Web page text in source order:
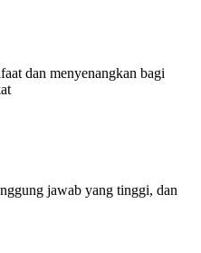
dan menyenangkan bagi
jawab yang tinggi, dan